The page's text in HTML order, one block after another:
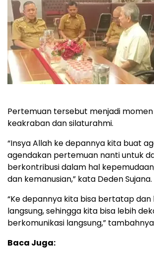
Pertemuan tersebut menjadi
keakraban dan silaturahmi.
“Insya Allah ke depannya kita buat
agendakan pertemuan nanti untuk
berkontribusi dalam hal
dan kemanusian,” kata Deden Sujana.
“Ke depannya kita bisa bertatap
langsung, sehingga kita bisa lebih
berkomunikasi langsung,”
Baca Juga: